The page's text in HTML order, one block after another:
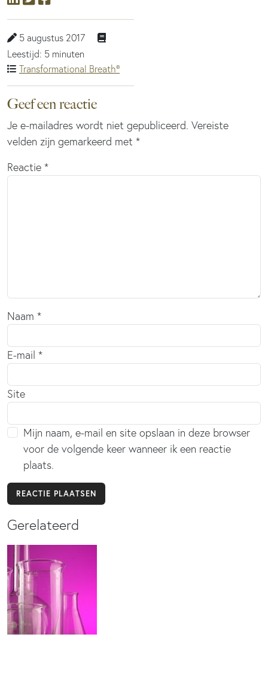
5 augustus 2017
Leestijd: 5 minuten
Transformational Breath®
Geef een reactie
Je e-mailadres wordt niet gepubliceerd. Vereiste
velden zijn gemarkeerd met *
Reactie *
Naam *
E-mail *
Site
Mijn naam, e-mail en site opslaan in deze browser
voor de volgende keer wanneer ik een reactie
plaats.
Gerelateerd